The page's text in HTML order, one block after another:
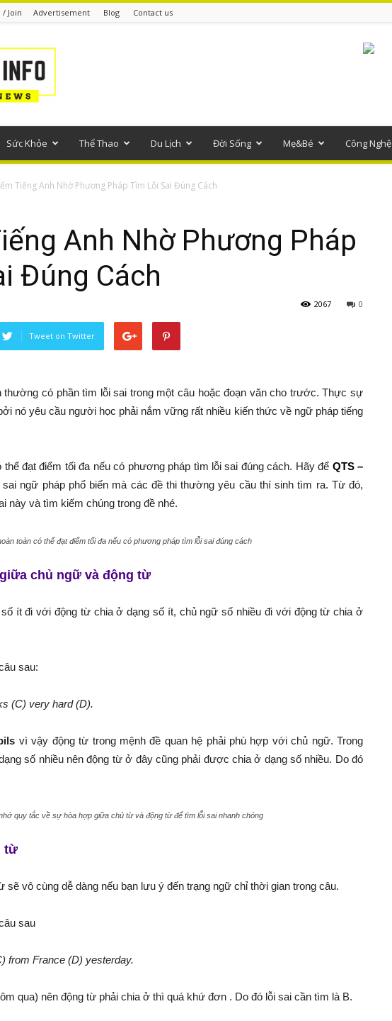
/ Join Advertisement Blog Contact us
Sức Khỏe Thể Thao Du Lịch Đời Sống Mẹ&Bé Công Nghệ
Tiếng Anh Nhờ Phương Pháp Tìm Lỗi Sai Đúng Cách
Anh Nhờ Phương Pháp
Đúng Cách
0
2067
Tweet on Twitter
thường có phần tìm lỗi sai trong một câu hoặc đoạn văn cho trước. Thực sự
nó yêu cầu người học phải nắm vững rất nhiều kiến thức về ngữ pháp tiếng
thể đạt điểm tối đa nếu có phương pháp tìm lỗi sai đúng cách. Hãy để QTS –
ngữ pháp phổ biến mà các đề thi thường yêu cầu thí sinh tìm ra. Từ đó,
này và tìm kiếm chúng trong đề nhé.
toàn có thể đạt điểm tối đa nếu có phương pháp tìm lỗi sai đúng cách
chủ ngữ và động từ
ít đi với động từ chia ở dạng số ít, chủ ngữ số nhiều đi với động từ chia ở
sau:
(C) very hard (D).
vì vậy động từ trong mệnh đề quan hệ phải phù hợp với chủ ngữ. Trong
số nhiều nên động từ ở đây cũng phải được chia ở dạng số nhiều. Do đó
quy tắc về sự hòa hợp giữa chủ từ và động từ để tìm lỗi sai nhanh chóng
từ
sẽ vô cùng dễ dàng nếu bạn lưu ý đến trạng ngữ chỉ thời gian trong câu.
sau
from France (D) yesterday.
qua) nên động từ phải chia ở thì quá khứ đơn . Do đó lỗi sai cần tìm là B.